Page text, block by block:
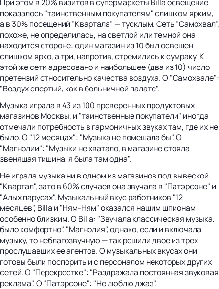
При этом в 20% визитов в супермаркеты Billa освещение
показалось "таинственным покупателям" слишком ярким,
а в 30% посещений "Квартала" — тусклым. Сеть "Самохвал",
похоже, не определилась, на светлой или темной она
находится стороне: один магазин из 10 был освещен
слишком ярко, а три, напротив, стремились к сумраку. К
этой же сети адресовано и наибольшее (два из 10) число
претензий относительно качества воздуха. О "Самохвале":
"Воздух спертый, как в больничной палате".
Музыка играла в 43 из 100 проверенных продуктовых
магазинов Москвы, и "таинственные покупатели" иногда
отмечали потребность в гармоничных звуках там, где их не
было. О "12 месяцах": "Музыка не помешала бы". О
"Магнолии": "Музыки не хватало, в магазине стояла
звенящая тишина, я была там одна".
Не играла музыка ни в одном из магазинов под вывеской
"Квартал", зато в 60% случаев она звучала в "Патэрсоне" и
"Алых парусах". Музыкальный вкус работников "12
месяцев", Billa и "Ням-Ням" оказался нашим шпионам
особенно близким. О Billa: "Звучала классическая музыка,
было комфортно". "Магнолия", однако, если и включала
музыку, то неблагозвучную — так решили двое из трех
прослушавших ее агентов. О музыкальных вкусах они
готовы были поспорить и с персоналом некоторых других
сетей. О "Перекрестке": "Раздражала постоянная звуковая
реклама". О "Патэрсоне": "Не люблю джаз".